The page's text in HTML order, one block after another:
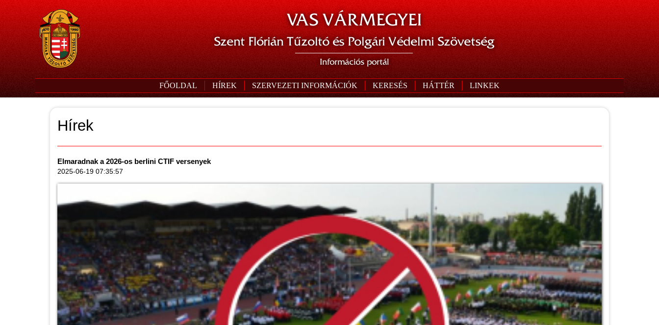
VAS VÁRMEGYEI
Szent Flórián Tűzoltó és Polgári Védelmi Szövetség
Információs portál
FŐOLDAL HÍREK SZERVEZETI INFORMÁCIÓK KERESÉS HÁTTÉR LINKEK
Hírek
Elmaradnak a 2026-os berlini CTIF versenyek
2025-06-19 07:35:57